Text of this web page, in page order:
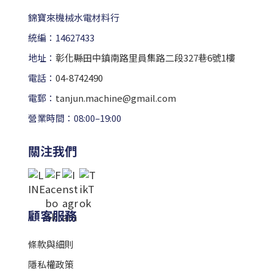
錦寶來機械水電材料行
統編：14627433
地址： 彰化縣田中鎮南路里員集路二段327巷6號1樓
電話： 04-8742490
電郵： tanjun.machine@gmail.com
營業時間：08:00–19:00
關注我們
顧客服務
條款與細則
隱私權政策